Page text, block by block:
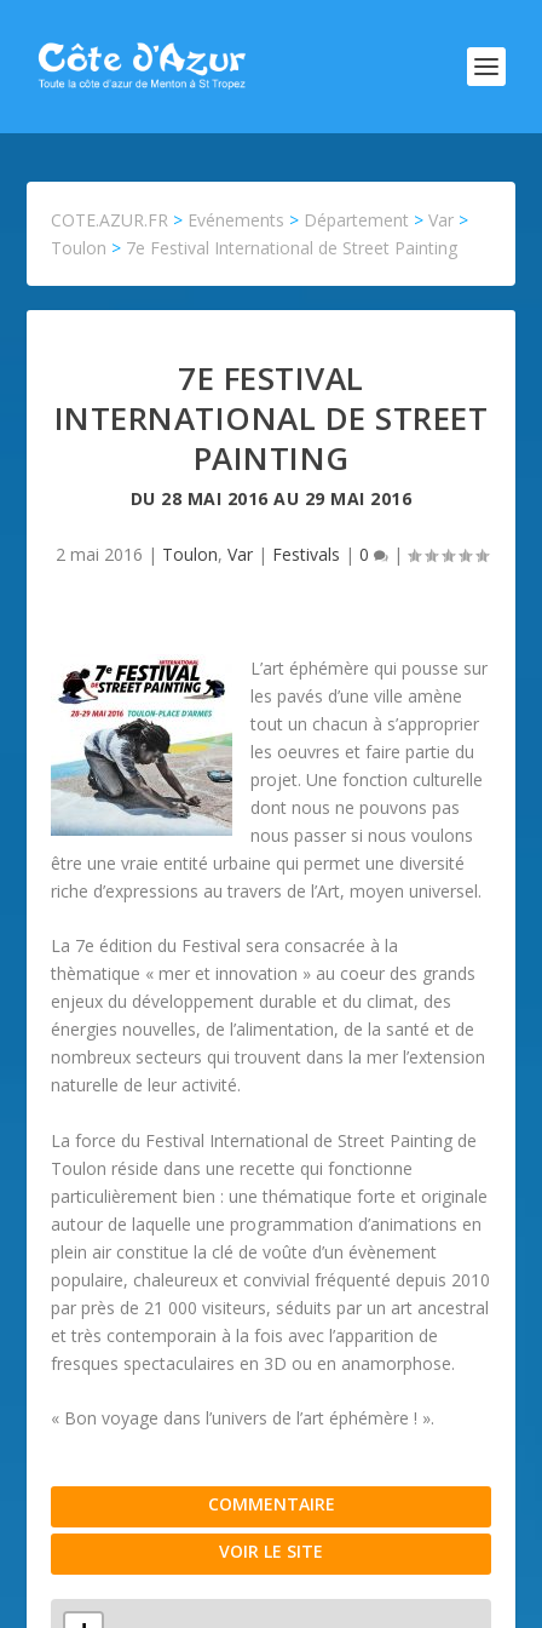
COTE.AZUR.FR > Evénements > Département >Var >
Toulon > 7e Festival International de Street Painting
7E FESTIVAL
INTERNATIONAL DE STREET
PAINTING
DU 28 MAI 2016 AU 29 MAI 2016
2 mai 2016 | Toulon, Var| Festivals | 0 |
L’art éphémère qui pousse sur
les pavés d’une ville amène
tout un chacun à s’approprier
les oeuvres et faire partie du
projet. Une fonction culturelle
dont nous ne pouvons pas
nous passer si nous voulons
être une vraie entité urbaine qui permet une diversité
riche d’expressions au travers de l’Art, moyen universel.
La 7e édition du Festival sera consacrée à la
thèmatique « mer et innovation » au coeur des grands
enjeux du développement durable et du climat, des
énergies nouvelles, de l’alimentation, de la santé et de
nombreux secteurs qui trouvent dans la mer l’extension
naturelle de leur activité.
La force du Festival International de Street Painting de
Toulon réside dans une recette qui fonctionne
particulièrement bien : une thématique forte et originale
autour de laquelle une programmation d’animations en
plein air constitue la clé de voûte d’un évènement
populaire, chaleureux et convivial fréquenté depuis 2010
par près de 21 000 visiteurs, séduits par un art ancestral
et très contemporain à la fois avec l’apparition de
fresques spectaculaires en 3D ou en anamorphose.
« Bon voyage dans l’univers de l’art éphémère ! ».
COMMENTAIRE
VOIR LE SITE